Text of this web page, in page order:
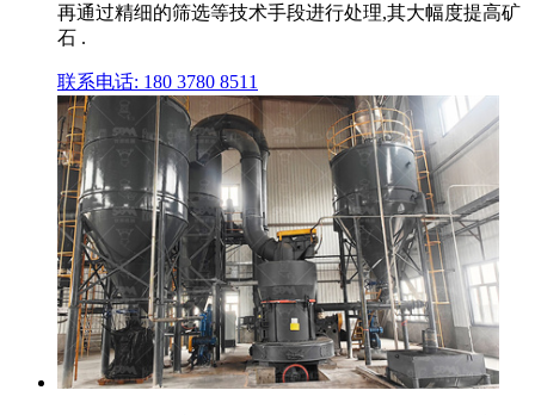
再通过精细的筛选等技术手段进行处理,其大幅度提高矿
石 .
联系电话: 180 3780 8511